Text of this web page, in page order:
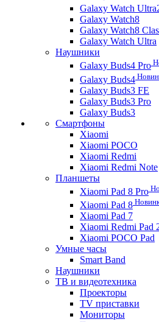
Galaxy Watch
Galaxy Watch8
Galaxy Watch8
Galaxy Watch Ultra
Наушники
Galaxy Buds4 Pro
Galaxy Buds4
Galaxy Buds3 FE
Galaxy Buds3 Pro
Galaxy Buds3
Смартфоны
Xiaomi
Xiaomi POCO
Xiaomi Redmi
Xiaomi Redmi Note
Планшеты
Xiaomi Pad 8 Pro
Xiaomi Pad 8
Xiaomi Pad 7
Xiaomi Redmi Pad
Xiaomi POCO Pad
Умные часы
Smart Band
Наушники
ТВ и видеотехника
Проекторы
TV приставки
Мониторы